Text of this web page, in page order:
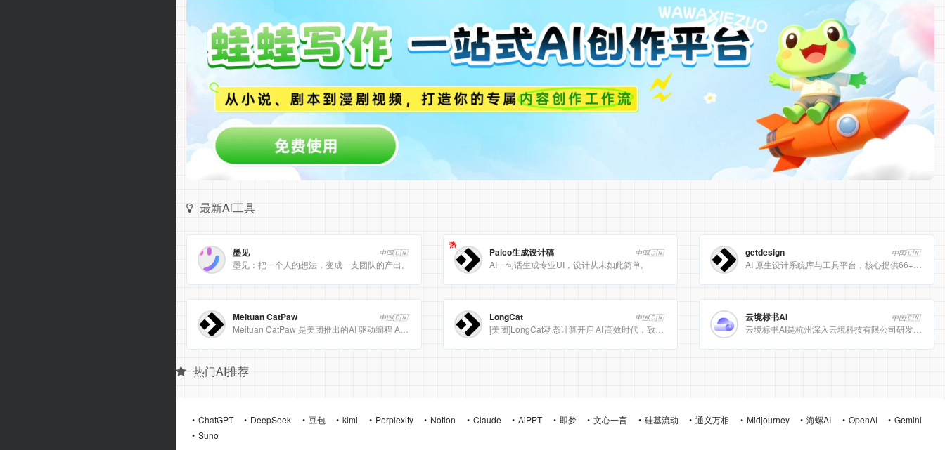
最新Ai工具
墨见 中国🇨🇳
墨见：把一个人的想法，变成一支团队的产出。
热
Paico生成设计稿 中国🇨🇳
AI一句话生成专业UI，设计从未如此简单。
getdesign 中国🇨🇳
Meituan CatPaw 中国🇨🇳 LongCat 中国🇨🇳
[美团]LongCat动态计算开启 AI 高效时代，致力于为用户提供高效、精准、多模态的人工智能服务。
云境标书AI 中国🇨🇳
热门AI推荐
ChatGPT DeepSeek 豆包 kimi Perplexity Notion Claude AiPPT 即梦 文心一言 硅基流动 通义万相 Midjourney 海螺AI OpenAI
Gemini
Suno